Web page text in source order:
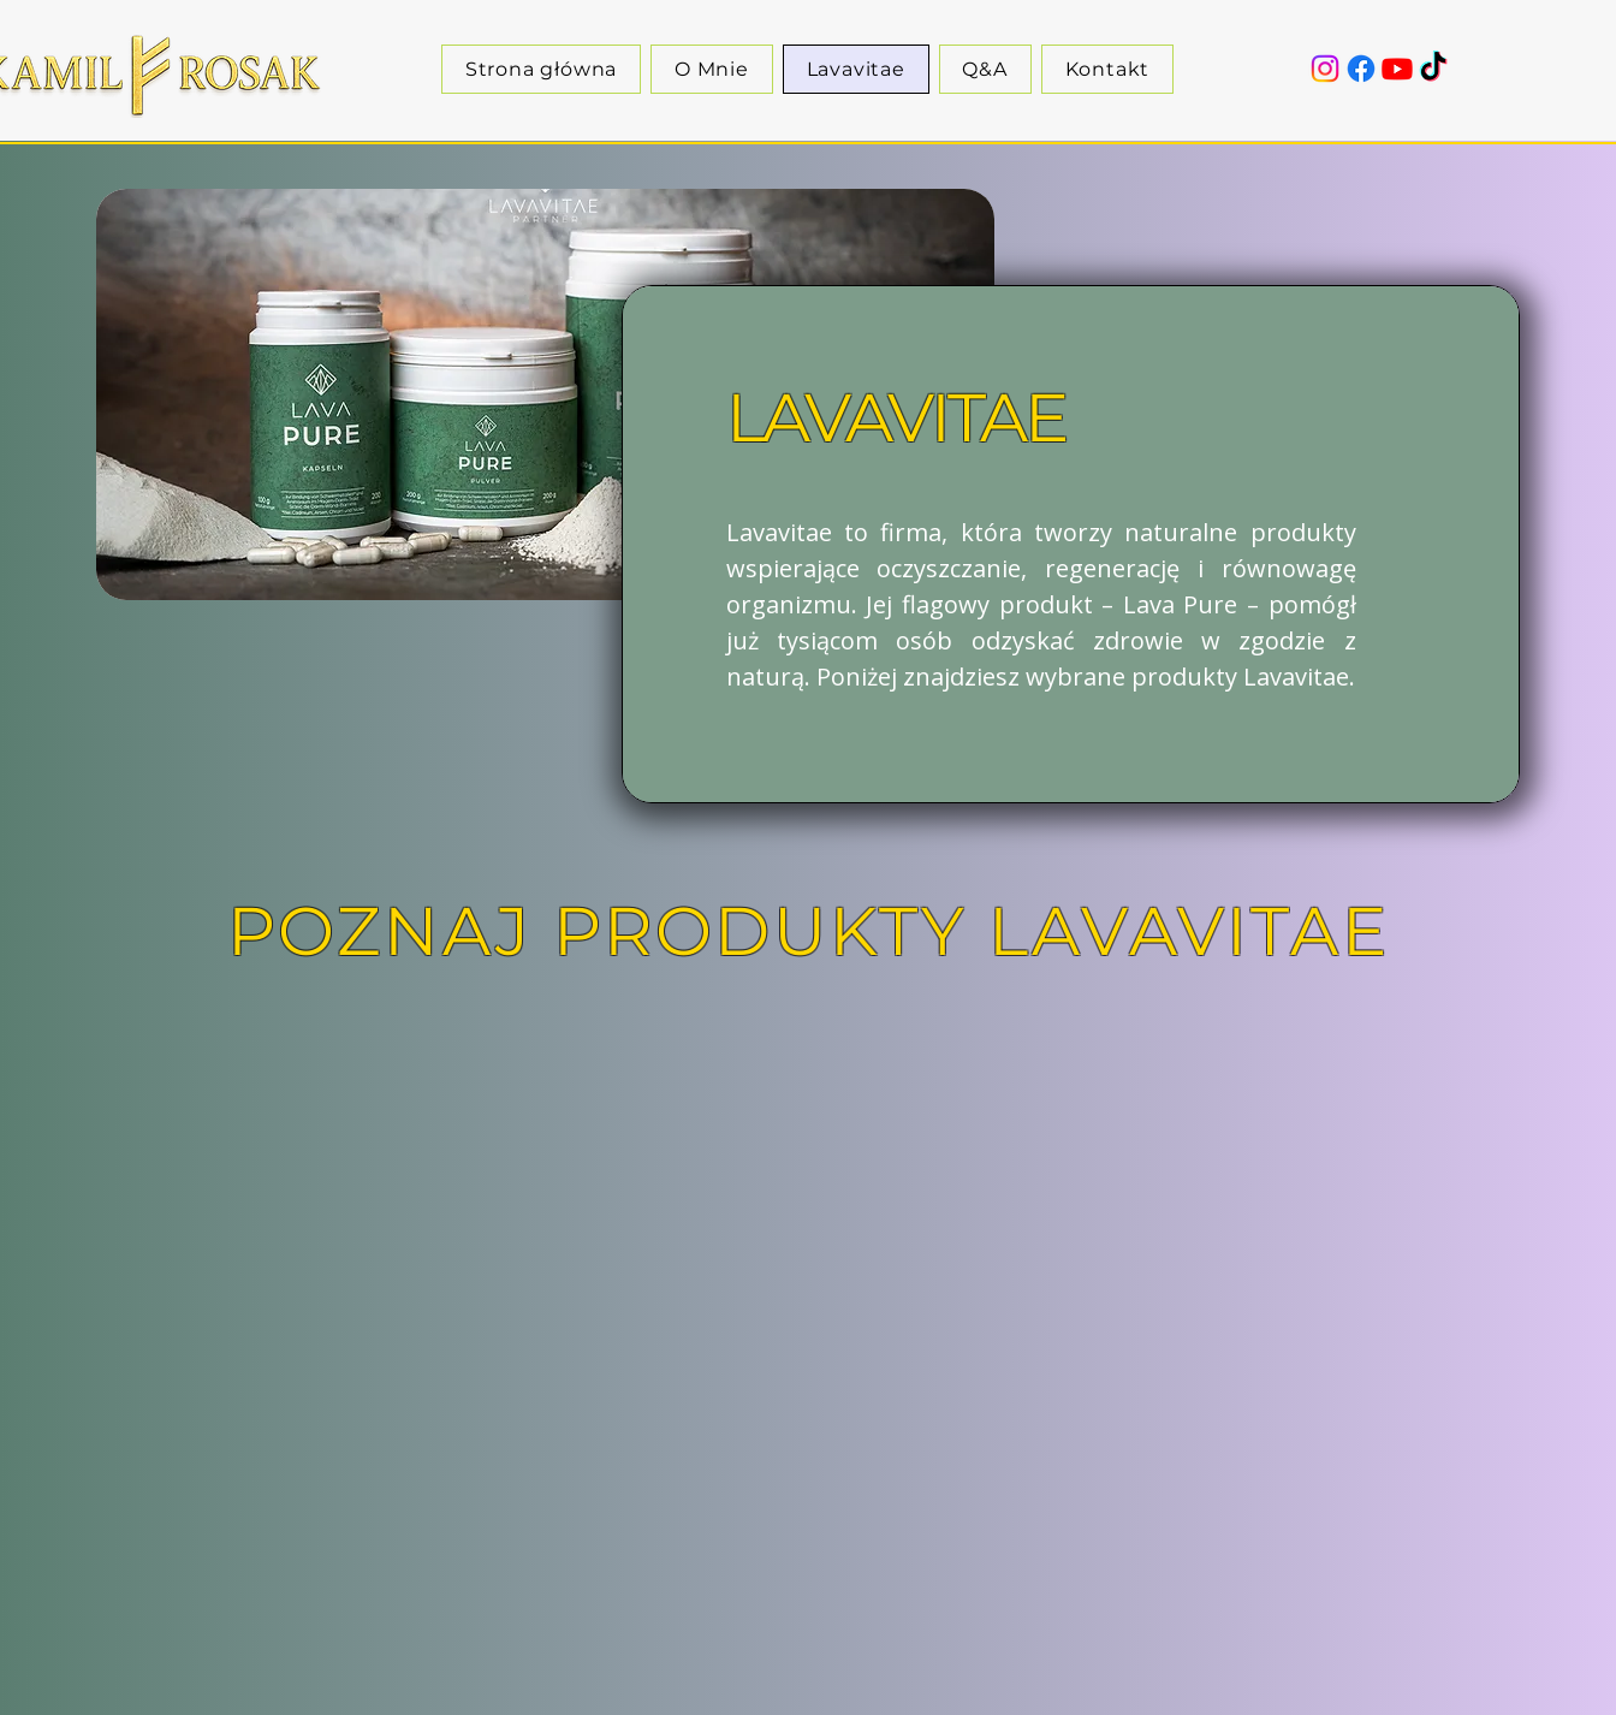
Strona główna O Mnie Lavavitae Q&A Kontakt
LAVAVITAE
Lavavitae to firma, która tworzy naturalne produkty
wspierające oczyszczanie, regenerację i równowagę
organizmu. Jej flagowy produkt – Lava Pure – pomógł
już tysiącom osób odzyskać zdrowie w zgodzie z
naturą. Poniżej znajdziesz wybrane produkty Lavavitae.
POZNAJ PRODUKTY LAVAVITAE